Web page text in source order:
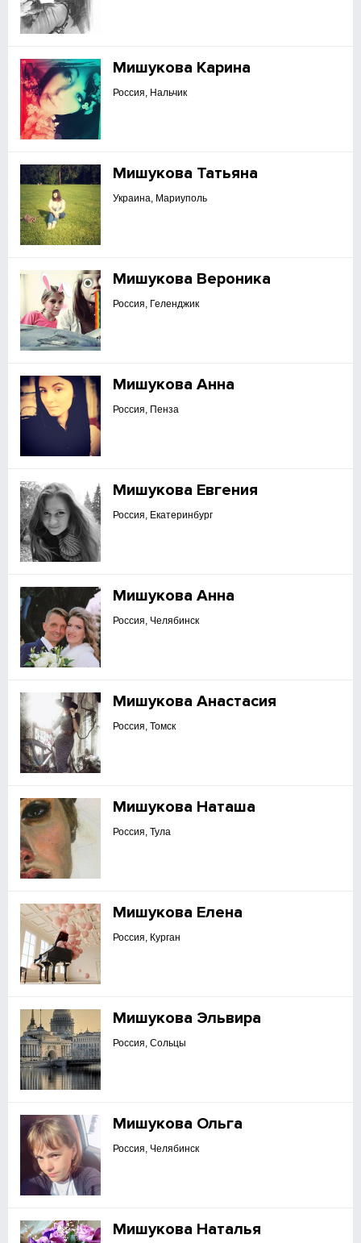
Мишукова Карина
Россия, Нальчик
Мишукова Татьяна
Украина, Мариуполь
Мишукова Вероника
Россия, Геленджик
Мишукова Анна
Россия, Пенза
Мишукова Евгения
Россия, Екатеринбург
Мишукова Анна
Россия, Челябинск
Мишукова Анастасия
Россия, Томск
Мишукова Наташа
Россия, Тула
Мишукова Елена
Россия, Курган
Мишукова Эльвира
Россия, Сольцы
Мишукова Ольга
Россия, Челябинск
Мишукова Наталья